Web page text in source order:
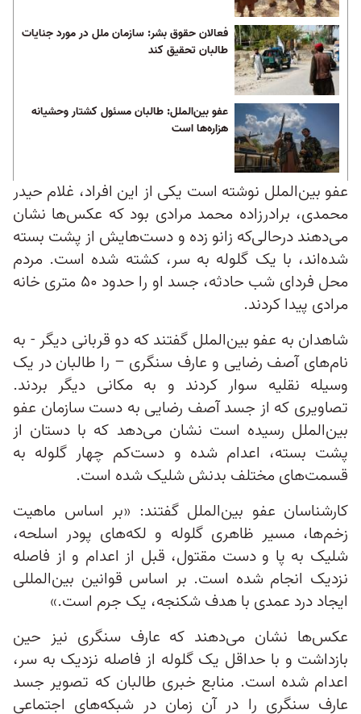
فعالان حقوق بشر: سازمان ملل در مورد جنایات
طالبان تحقیق کند
عفو بین‌الملل: طالبان مسئول کشتار وحشیانه
هزاره‌ها است
عفو بین‌الملل نوشته است یکی از این افراد، غلام حیدر
محمدی، برادرزاده محمد مرادی بود که عکس‌ها نشان
می‌دهند درحالی‌که زانو زده و دست‌هایش از پشت بسته
شده‌اند، با یک گلوله به سر، کشته شده است. مردم
محل فردای شب حادثه، جسد او را حدود ۵۰ متری خانه
مرادی پیدا کردند.
شاهدان به عفو بین‌الملل گفتند که دو قربانی دیگر - به
نام‌های آصف رضایی و عارف سنگری – را طالبان در یک
وسیله نقلیه سوار کردند و به مکانی دیگر بردند.
تصاویری که از جسد آصف رضایی به دست سازمان عفو
بین‌الملل رسیده است نشان می‌دهد که با دستان از
پشت بسته، اعدام شده و دست‌کم چهار گلوله به
قسمت‌های مختلف بدنش شلیک شده است.
کارشناسان عفو بین‌الملل گفتند: «بر اساس ماهیت
زخم‌ها، مسیر ظاهری گلوله و لکه‌های پودر اسلحه،
شلیک به پا و دست مقتول، قبل از اعدام و از فاصله
نزدیک انجام شده است. بر اساس قوانین بین‌المللی
ایجاد درد عمدی‌ با هدف شکنجه، یک جرم است.»
عکس‌ها نشان می‌دهند که عارف سنگری نیز حین
بازداشت و با حداقل یک گلوله از فاصله نزدیک به سر،
اعدام شده است. منابع خبری طالبان که تصویر جسد
عارف سنگری را در آن زمان در شبکه‌های اجتماعی